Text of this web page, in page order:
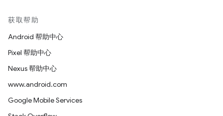
获取帮助
Android 帮助中心
Pixel 帮助中心
Nexus 帮助中心
www.android.com
Google Mobile Services